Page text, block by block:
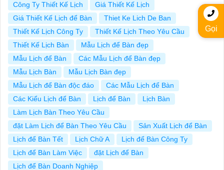
Công Ty Thiết Kế Lịch
Giá Thiết Kế Lịch
Giá Thiết Kế Lịch để Bàn
Thiet Ke Lich De Ban
Thiết Kế Lịch Công Ty
Thiết Kế Lịch Theo Yêu Cầu
Thiết Kế Lịch Bàn
Mẫu Lịch để Bàn đẹp
Mẫu Lịch để Bàn
Các Mẫu Lịch để Bàn đẹp
Mẫu Lịch Bàn
Mẫu Lịch Bàn đẹp
Mẫu Lịch để Bàn độc đáo
Các Mẫu Lịch để Bàn
Các Kiểu Lịch để Bàn
Lịch để Bàn
Lịch Bàn
Làm Lịch Bàn Theo Yêu Cầu
đặt Làm Lịch để Bàn Theo Yêu Cầu
Sản Xuất Lịch để Bàn
Lịch để Bàn Tết
Lịch Chữ A
Lịch để Bàn Công Ty
Lịch để Bàn Làm Việc
đặt Lịch để Bàn
Lịch để Bàn Doanh Nghiệp
Gọi